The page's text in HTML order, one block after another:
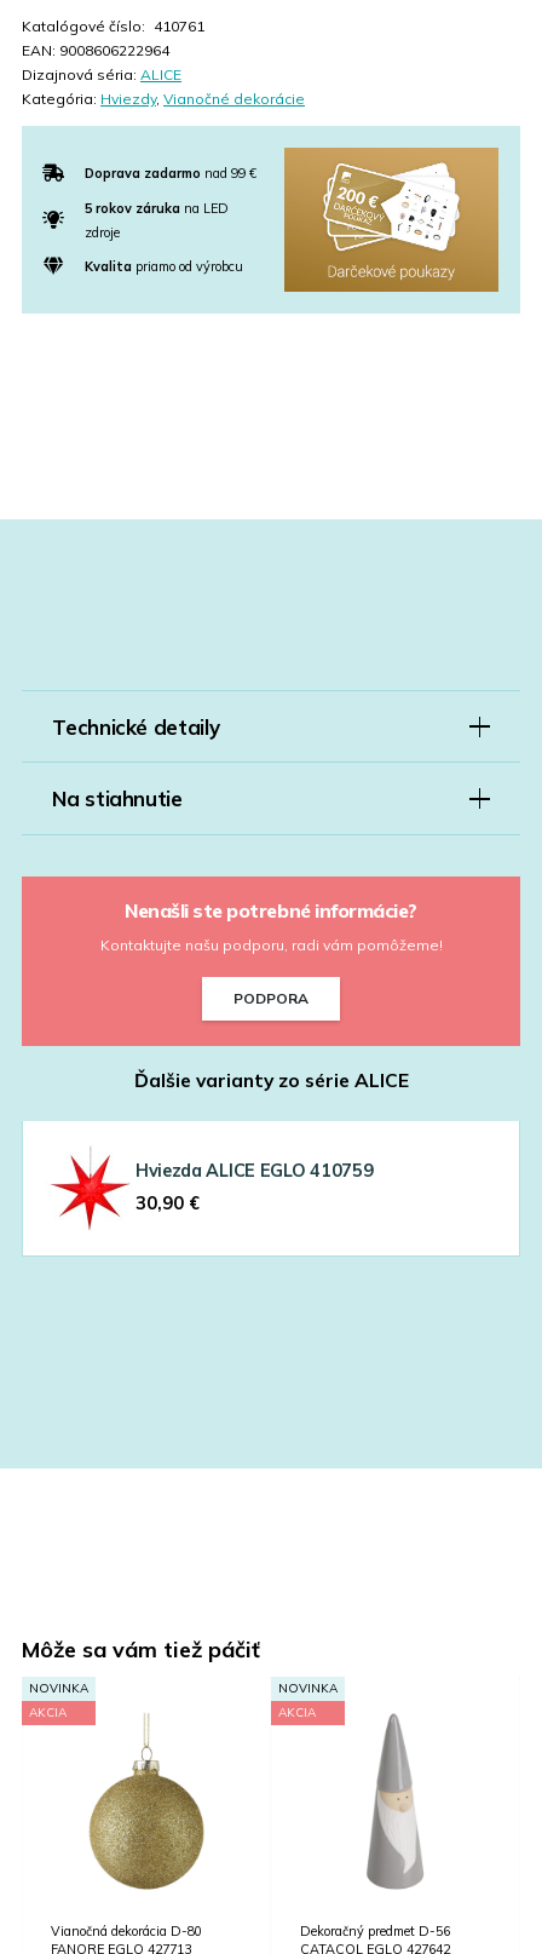
Katalógové číslo: 410761
EAN: 9008606222964
Dizajnová séria: ALICE
Kategória: Hviezdy, Vianočné dekorácie
Doprava zadarmo nad 99 €
5 rokov zárukana LED
zdroje
Kvalitapriamo od výrobcu
Technické detaily
Na stiahnutie
Nenašli ste potrebné informácie?
Kontaktujte našu podporu, radi vám pomôžeme!
PODPORA
Ďalšie varianty zo série ALICE
Hviezda ALICE EGLO 410759
30,90 €
Môže sa vám tiež páčiť
NOVINKA
AKCIA
Vianočná dekorácia D-80
FANORE EGLO 427713
NOVINKA
AKCIA
Dekoračný predmet D-56
CATACOL EGLO 427642